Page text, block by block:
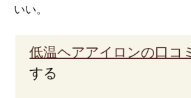
いい。
低温ヘアアイロンの口コ
する